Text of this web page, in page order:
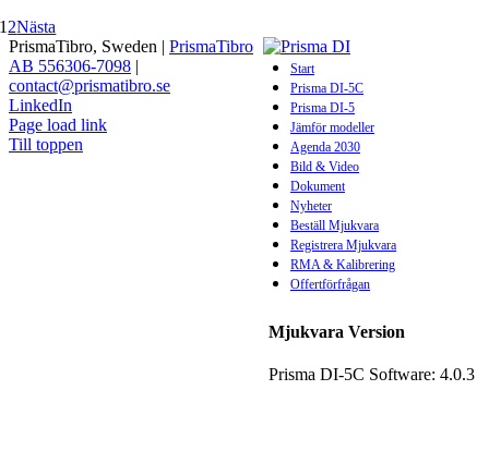
1 2Nästa
Start
Prisma DI-5C
Prisma DI-5
Jämför modeller
Agenda 2030
Bild & Video
Dokument
Nyheter
Beställ Mjukvara
Registrera Mjukvara
RMA & Kalibrering
Offertförfrågan
Mjukvara Version
Prisma DI-5C Software: 4.0.3
PrismaTibro, Sweden | PrismaTibro
AB 556306-7098 |
contact@prismatibro.se
LinkedIn
Page load link
Till toppen